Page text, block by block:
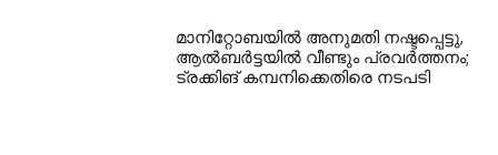
മാനിറ്റോബയിൽ അനുമതി നഷ്ടപ്പെട്ടു,
ആൽബർട്ടയിൽ വീണ്ടും പ്രവർത്തനം;
ട്രക്കിങ് കമ്പനിക്കെതിരെ നടപടി